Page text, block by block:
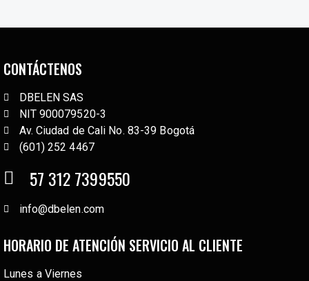
CONTÁCTENOS
DBELEN SAS
NIT 900079520-3
Av. Ciudad de Cali No. 83-39 Bogotá
(601) 252 4467
57 312 7399550
info@dbelen.com
HORARIO DE ATENCIÓN SERVICIO AL CLIENTE
Lunes a Viernes